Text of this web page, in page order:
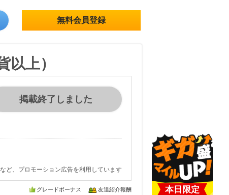
無料会員登録
以上）
掲載終了しました
ど、プロモーション広告を利用しています
グレードボーナス 友達紹介報酬 本日限定